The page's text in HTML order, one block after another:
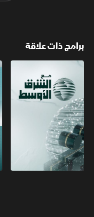
برامج ذات علاقة
مع الشرق الأوسط